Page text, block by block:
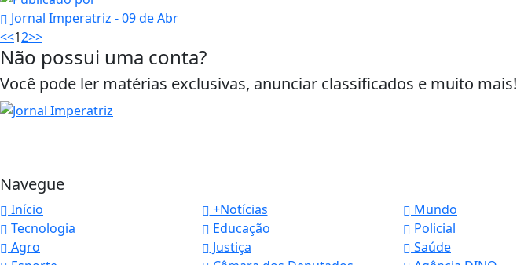
Jornal Imperatriz - 09 de Abr
<<12>>
Não possui uma conta?
Você pode ler matérias exclusivas, anunciar classificados e muito mais!
Navegue
Início +Notícias Mundo
Tecnologia
Educação Policial
Agro
Justiça Saúde